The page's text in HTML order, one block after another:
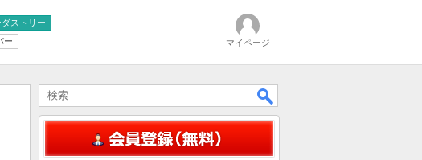
ダストリー
ー マイページ